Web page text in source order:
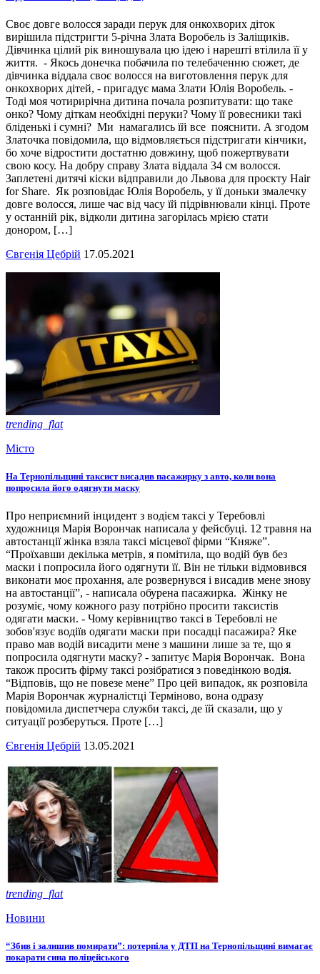
Своє довге волосся заради перук для онкохворих діток
вирішила підстригти 5-річна Злата Воробель із Заліщиків.
Дівчинка цілий рік виношувала цю ідею і нарешті втілила її у
життя. - Якось донечка побачила по телебаченню сюжет, де
дівчинка віддала своє волосся на виготовлення перук для
онкохворих дітей, - пригадує мама Злати Юлія Воробель. -
Тоді моя чотирирічна дитина почала розпитувати: що таке
онко? Чому діткам необхідні перуки? Чому її ровесники такі
бліденькі і сумні? Ми намагались їй все пояснити. А згодом
Златочка повідомила, що відмовляється підстригати кінчики,
бо хоче відростити достатню довжину, щоб пожертвувати
свою косу. На добру справу Злата віддала 34 см волосся.
Заплетені дитячі кіски відправили до Львова для проєкту Hair
for Share. Як розповідає Юлія Воробель, у її доньки змалечку
довге волосся, лише час від часу їй підрівнювали кінці. Проте
у останній рік, відколи дитина загорілась мрією стати
донором, […]
Євгенія Цебрій 17.05.2021
trending_flat
Місто
На Тернопільщині таксист висадив пасажирку з авто, коли вона
попросила його одягнути маску
Про неприємний інцидент з водієм таксі у Теребовлі
художниця Марія Ворончак написала у фейсбуці. 12 травня на
автостанції жінка взяла таксі місцевої фірми “Княже”.
“Проїхавши декілька метрів, я помітила, що водій був без
маски і попросила його одягнути її. Він не тільки відмовився
виконати моє прохання, але розвернувся і висадив мене знову
на автостанції”, - написала обурена пасажирка. Жінку не
розуміє, чому кожного разу потрібно просити таксистів
одягати маски. - Чому керівництво таксі в Теребовлі не
зобов'язує водіїв одягати маски при посадці пасажира? Яке
право мав водій висадити мене з машини лише за те, що я
попросила одягнути маску? - запитує Марія Ворончак. Вона
також просить фірму таксі розібратися з поведінкою водія.
“Відповів, що не повезе мене” Про цей випадок, як розповіла
Марія Ворончак журналістці Терміново, вона одразу
повідомила диспетчера служби таксі, де їй сказали, що у
ситуації розберуться. Проте […]
Євгенія Цебрій 13.05.2021
trending_flat
Новини
“Збив і залишив помирати”: потерпіла у ДТП на Тернопільщині вимагає
покарати сина поліцейського